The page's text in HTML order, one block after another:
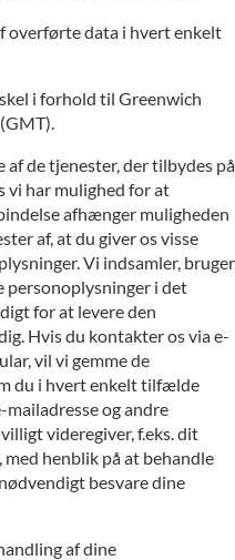
overførte data i hvert enkelt
i forhold til Greenwich
af de tjenester, der tilbydes på
vi har mulighed for at
afhænger muligheden
af, at du giver os visse
Vi indsamler, bruger
personoplysninger i det
for at levere den
Hvis du kontakter os via e-
vil vi gemme de
du i hvert enkelt tilfælde
og andre
videregiver, f.eks. dit
henblik på at behandle
besvare dine
af dine